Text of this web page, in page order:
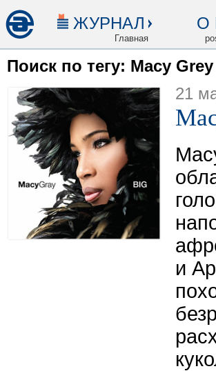
ЖУРНАЛ
Главная
О
Поиск по тегу: Macy Grey
21
и